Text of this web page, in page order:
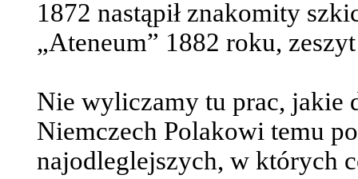
1872 nastąpił znakomity
„Ateneum” 1882 roku,
Nie wyliczamy tu prac, jakie
Niemczech Polakowi temu
najodleglejszych, w których